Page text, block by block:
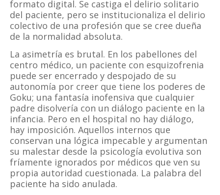
formato digital. Se castiga el delirio solitario
del paciente, pero se institucionaliza el delirio
colectivo de una profesión que se cree dueña
de la normalidad absoluta.
La asimetría es brutal. En los pabellones del
centro médico, un paciente con esquizofrenia
puede ser encerrado y despojado de su
autonomía por creer que tiene los poderes de
Goku; una fantasía inofensiva que cualquier
padre disolvería con un diálogo paciente en la
infancia. Pero en el hospital no hay diálogo,
hay imposición. Aquellos internos que
conservan una lógica impecable y argumentan
su malestar desde la psicología evolutiva son
fríamente ignorados por médicos que ven su
propia autoridad cuestionada. La palabra del
paciente ha sido anulada.